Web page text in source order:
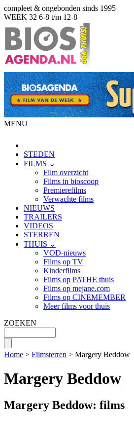
compleet & ongebonden sinds 1995
WEEK 32 6-8 t/m 12-8
MENU
STEDEN
FILMS ⌄
Film overzicht
Films in bioscoop
Premierefilms
Verwachte films
NIEUWS
TRAILERS
VIDEOS
STERREN
THUIS ⌄
VOD-nieuws
Films op TV
Kinderfilms
Films op PATHE thuis
Films op mejane.com
Films op CINEMEMBER
Meer films voor thuis
ZOEKEN
Home > Filmsterren > Margery Beddow
Margery Beddow
Margery Beddow: films